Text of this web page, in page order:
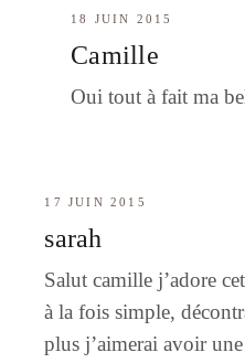
18 JUIN 2015
Camille
Oui tout à fait ma
17 JUIN 2015
sarah
Salut camille j’adore
à la fois simple,
plus j’aimerai avoir